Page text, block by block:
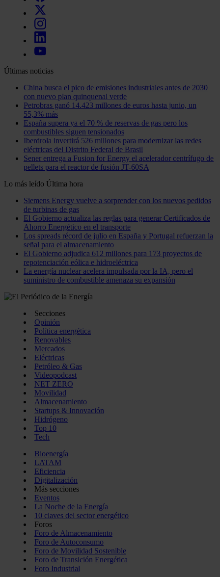
Últimas noticias
China busca el pico de emisiones industriales antes de 2030
con nuevo plan quinquenal verde
Petrobras ganó 14.423 millones de euros hasta junio, un
55,3% más
España supera ya el 70 % de reservas de gas pero los
combustibles siguen tensionados
Iberdrola invertirá 526 millones para modernizar las redes
eléctricas del Distrito Federal de Brasil
Sener entrega a Fusion for Energy el acelerador centrífugo de
pellets para el reactor de fusión JT-60SA
Lo más leído Última hora
Siemens Energy vuelve a sorprender con los nuevos pedidos
de turbinas de gas
El Gobierno actualiza las reglas para generar Certificados de
Ahorro Energético en el transporte
Los spreads récord de julio en España y Portugal refuerzan la
señal para el almacenamiento
El Gobierno adjudica 612 millones para 173 proyectos de
repotenciación eólica e hidroeléctrica
La energía nuclear acelera impulsada por la IA, pero el
suministro de combustible amenaza su expansión
Secciones
Opinión
Política energética
Renovables
Mercados
Eléctricas
Petróleo & Gas
Videopodcast
NET ZERO
Movilidad
Almacenamiento
Startups & Innovación
Hidrógeno
Top 10
Tech
Bioenergía
LATAM
Eficiencia
Digitalización
Más secciones
Eventos
La Noche de la Energía
10 claves del sector energético
Foros
Foro de Almacenamiento
Foro de Autoconsumo
Foro de Movilidad Sostenible
Foro de Transición Energética
Foro Industrial